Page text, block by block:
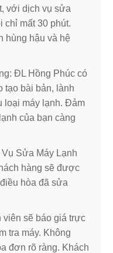
với dịch vụ sửa
chỉ mất 30 phút.
hùng hậu và hệ
ĐL Hồng Phúc có
tạo bài bản, lành
loại máy lạnh. Đảm
của bạn càng
Sửa Máy Lạnh
hàng sẽ được
hòa đã sửa
sẽ báo giá trực
tra máy. Không
đơn rõ ràng. Khách